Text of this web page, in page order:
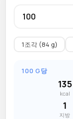
1조각 (84 g)
100 G당
135
kcal
1
지방